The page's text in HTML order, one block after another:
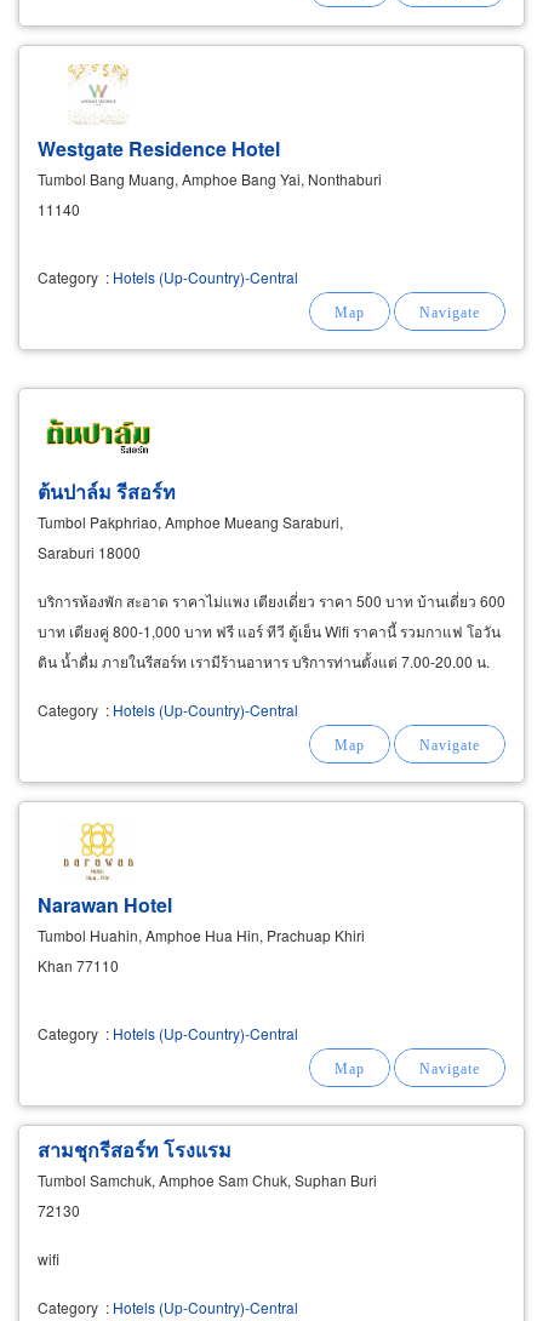
Westgate Residence Hotel
Tumbol Bang Muang, Amphoe Bang Yai, Nonthaburi
11140
Category : Hotels (Up-Country)-Central
ต้นปาล์ม รีสอร์ท
Tumbol Pakphriao, Amphoe Mueang Saraburi,
Saraburi 18000
บริการห้องพัก สะอาด ราคาไม่แพง เตียงเดี่ยว ราคา 500 บาท บ้านเดี่ยว 600
บาท เตียงคู่ 800-1,000 บาท ฟรี แอร์ ทีวี ตู้เย็น Wifi ราคานี้ รวมกาแฟ โอวัน
ติน น้ำดื่ม ภายในรีสอร์ท เรามีร้านอาหาร บริการท่านตั้งแต่ 7.00-20.00 น.
Category : Hotels (Up-Country)-Central
Narawan Hotel
Tumbol Huahin, Amphoe Hua Hin, Prachuap Khiri
Khan 77110
Category : Hotels (Up-Country)-Central
สามชุกรีสอร์ท โรงแรม
Tumbol Samchuk, Amphoe Sam Chuk, Suphan Buri
72130
wifi
Category : Hotels (Up-Country)-Central